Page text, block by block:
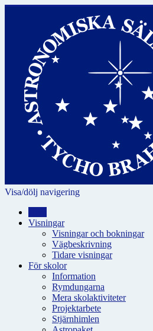
Visa/dölj navigering
Visningar
Visningar och bokningar
Vägbeskrivning
Tidare visningar
För skolor
Information
Rymdungarna
Mera skolaktiviteter
Projektarbete
Stjärnhimlen